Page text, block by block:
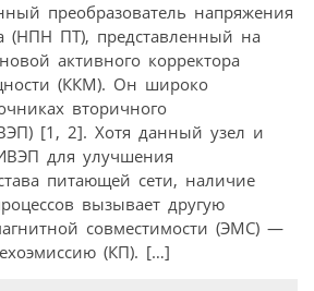
преобразователь напряжения
(НПН ПТ), представленный на
активного корректора
(ККМ). Он широко
вторичного
[1, 2]. Хотя данный узел и
для улучшения
питающей сети, наличие
вызывает другую
совместимости (ЭМС) —
(КП). […]